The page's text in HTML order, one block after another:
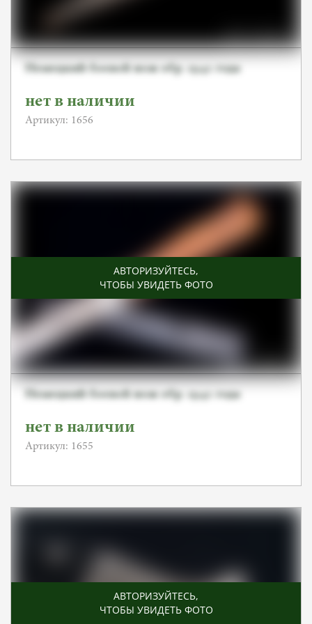
Немецкий боевой нож обр. 1942 года
нет в наличии
Артикул: 1656
АВТОРИЗУЙТЕСЬ,
ЧТОБЫ УВИДЕТЬ ФОТО
Немецкий боевой нож обр. 1942 года
нет в наличии
Артикул: 1655
АВТОРИЗУЙТЕСЬ,
ЧТОБЫ УВИДЕТЬ ФОТО